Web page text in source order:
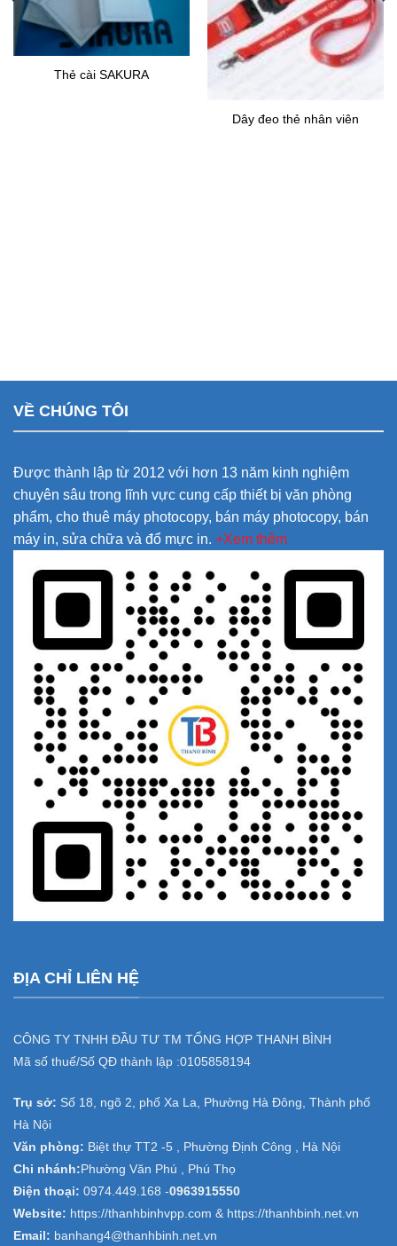
Thẻ cài SAKURA
Dây đeo thẻ nhân viên
VỀ CHÚNG TÔI
Được thành lập từ 2012 với hơn 13 năm kinh nghiệm
chuyên sâu trong lĩnh vực cung cấp thiết bị văn phòng
phẩm, cho thuê máy photocopy, bán máy photocopy, bán
máy in, sửa chữa và đổ mực in. +Xem thêm
ĐỊA CHỈ LIÊN HỆ
CÔNG TY TNHH ĐẦU TƯ TM TỔNG HỢP THANH BÌNH
Mã số thuế/Số QĐ thành lập :0105858194
Trụ sở: Số 18, ngõ 2, phố Xa La, Phường Hà Đông, Thành phố
Hà Nội
Văn phòng: Biệt thự TT2 -5 , Phường Định Công , Hà Nội
Chi nhánh: Phường Văn Phú , Phú Thọ
Điện thoại: 0974.449.168 -0963915550
Website: https://thanhbinhvpp.com & https://thanhbinh.net.vn
Email: banhang4@thanhbinh.net.vn